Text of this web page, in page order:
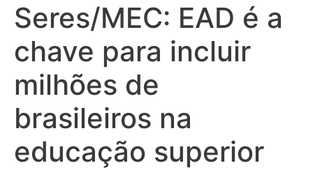
Seres/MEC: EAD é a
chave para incluir
milhões de
brasileiros na
educação superior